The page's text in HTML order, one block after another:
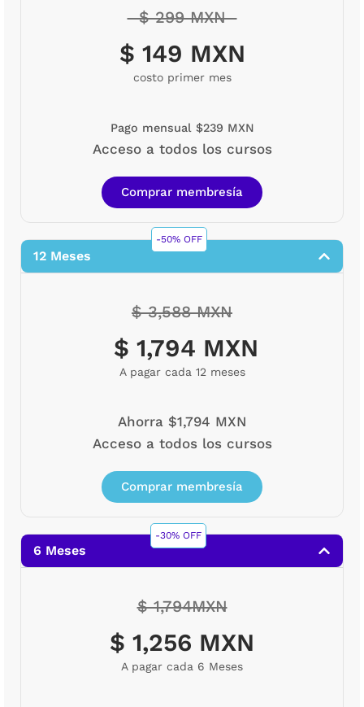
$ 299 MXN
$ 149 MXN
costo primer mes
Pago mensual $239 MXN
Acceso a todos los cursos
Comprar membresía
-50% OFF
12 Meses
$ 3,588 MXN
$ 1,794 MXN
A pagar cada 12 meses
Ahorra $1,794 MXN
Acceso a todos los cursos
Comprar membresía
-30% OFF
6 Meses
$ 1,794MXN
$ 1,256 MXN
A pagar cada 6 Meses